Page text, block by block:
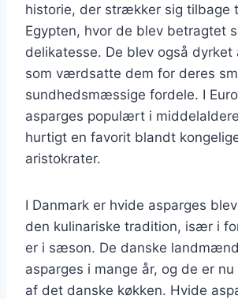
historie, der strækker sig tilbage
Egypten, hvor de blev betragtet
delikatesse. De blev også dyrket
som værdsatte dem for deres
sundhedsmæssige fordele. I
asparges populært i
hurtigt en favorit blandt
aristokrater.
I Danmark er hvide asparges
den kulinariske tradition, især i
er i sæson. De danske
asparges i mange år, og de er
af det danske køkken. Hvide